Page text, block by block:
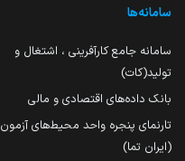
سامانه‌ها
سامانه جامع کارآفرینی ، اشتغال و
تولید(کات)
بانک داده‌های اقتصادی و مالی
تارنمای پنجره واحد محیط‌های آزمون
(ایران تما)